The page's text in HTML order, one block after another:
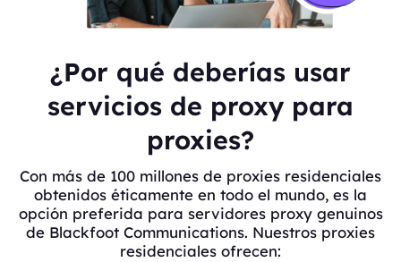
¿Por qué deberías usar
servicios de proxy para
proxies?
Con más de 100 millones de proxies residenciales
obtenidos éticamente en todo el mundo, es la
opción preferida para servidores proxy genuinos
de Blackfoot Communications. Nuestros proxies
residenciales ofrecen: